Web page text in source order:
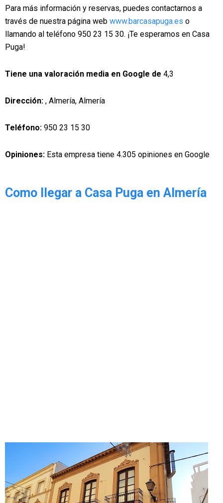
Para más información y reservas, puedes contactarnos a
través de nuestra página web www.barcasapuga.es o
llamando al teléfono 950 23 15 30. ¡Te esperamos en Casa
Puga!
Tiene una valoración media en Google de 4,3
Dirección: , Almería, Almería
Teléfono: 950 23 15 30
Opiniones: Esta empresa tiene 4.305 opiniones en Google
Como llegar a Casa Puga en Almería